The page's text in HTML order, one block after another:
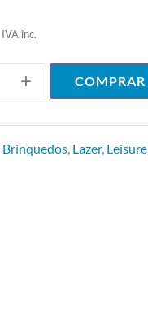
IVA inc.
+ COMPRAR
Brinquedos Lazer, Leisure